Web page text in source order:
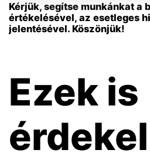
Kérjük, segítse munkánkat a
értékelésével, az esetleges
jelentésével. Köszönjük!
Ezek is